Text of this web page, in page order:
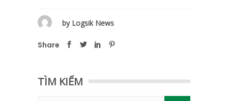
by Logsik News
Share
TÌM KIẾM